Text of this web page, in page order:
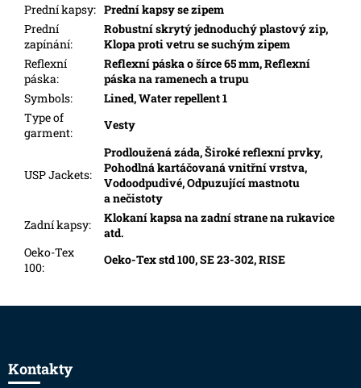
Prední kapsy: Prední kapsy se zipem
Prední
zapínání:
Robustní skrytý jednoduchý plastový zip,
Klopa proti vetru se suchým zipem
Reflexní
páska:
Reflexní páska o šírce 65 mm, Reflexní
páska na ramenech a trupu
Symbols:
Lined, Water repellent 1
Type of
garment:
Vesty
USP Jackets:
Prodloužená záda, Široké reflexní prvky,
Pohodlná kartáčovaná vnitřní vrstva,
Vodoodpudivé, Odpuzující mastnotu
a nečistoty
Zadní kapsy:
Klokaní kapsa na zadní strane na rukavice
atd.
Oeko-Tex
100:
Oeko-Tex std 100, SE 23-302, RISE
Kontakty